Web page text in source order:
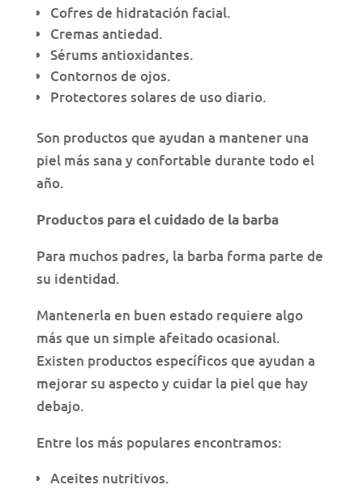
Cofres de hidratación facial.
Cremas antiedad.
Sérums antioxidantes.
Contornos de ojos.
Protectores solares de uso diario.
Son productos que ayudan a mantener una
piel más sana y confortable durante todo el
año.
Productos para el cuidado de la barba
Para muchos padres, la barba forma parte de
su identidad.
Mantenerla en buen estado requiere algo
más que un simple afeitado ocasional.
Existen productos específicos que ayudan a
mejorar su aspecto y cuidar la piel que hay
debajo.
Entre los más populares encontramos:
Aceites nutritivos.